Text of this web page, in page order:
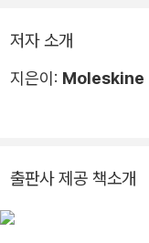
저자 소개
지은이: Moleskine
출판사 제공 책소개